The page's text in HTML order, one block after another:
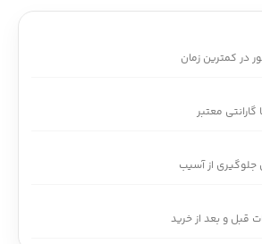
در کمترین زمان
گارانتی معتبر
جلوگیری از آسیب
قبل و بعد از خرید